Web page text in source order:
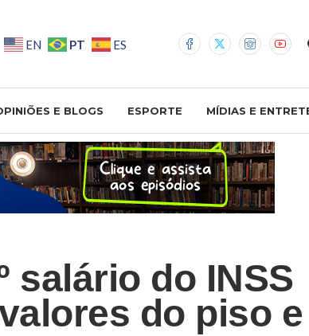
EN PT ES
E BLOGS ESPORTE MÍDIAS E
salário do INSS
do piso e